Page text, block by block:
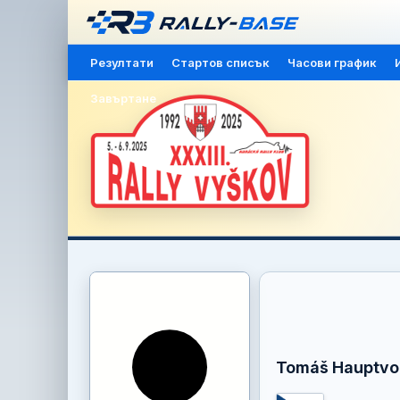
Резултати Стартов списък Часови график
Завъртане
Tomáš